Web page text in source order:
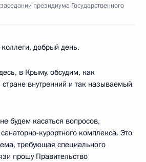
президиума Государственного
добрый день.
в Крыму, обсудим, как
внутренний и так называемый
будем касаться вопросов,
курортного комплекса. Это
требующая специального
прошу Правительство